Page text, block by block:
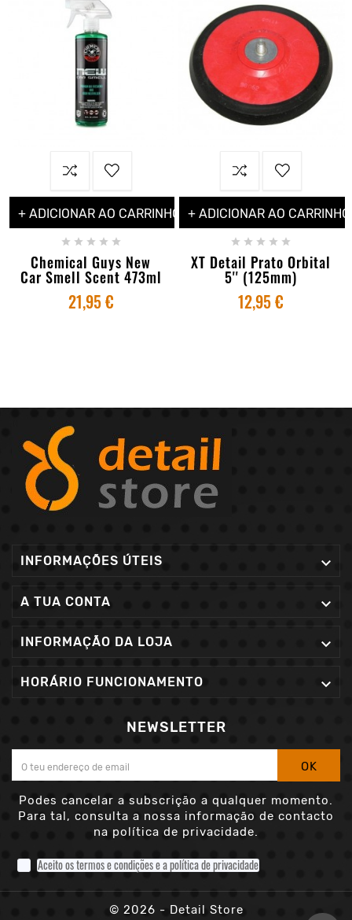
+ ADICIONAR AO CARRINHO
    
Chemical Guys New
Car Smell Scent 473ml
21,95 €
+ ADICIONAR AO CARRINHO
    
XT Detail Prato Orbital
5'' (125mm)
12,95 €
INFORMAÇÕES ÚTEIS 
A TUA CONTA 
INFORMAÇÃO DA LOJA 
HORÁRIO FUNCIONAMENTO 
NEWSLETTER
OK
Podes cancelar a subscrição a qualquer momento.
Para tal, consulta a nossa informação de contacto
na política de privacidade.
Aceito os termos e condições e a política de privacidade
© 2026 - Detail Store